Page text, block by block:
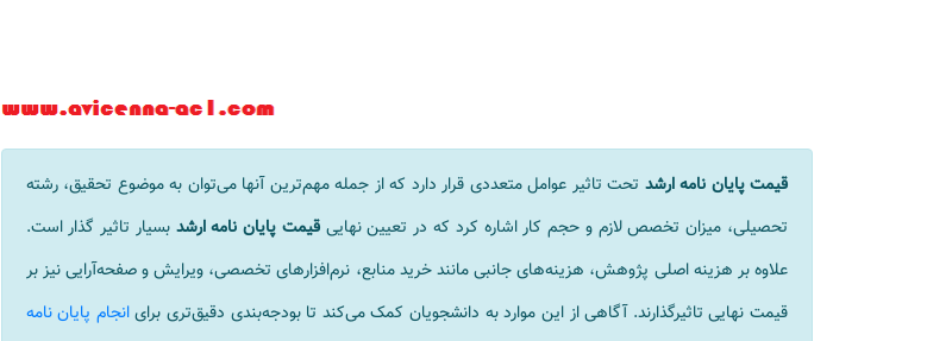
قیمت پایان نامه ارشد تحت تاثیر عوامل متعددی قرار دارد که از جمله مهم‌ترین آنها می‌توان به موضوع تحقیق، رشته
تحصیلی، میزان تخصص لازم و حجم کار اشاره کرد که در تعیین نهاییقیمت پایان نامه ارشد بسیار تاثیر گذار است.
علاوه بر هزینه اصلی پژوهش، هزینه‌های جانبی مانند خرید منابع، نرم‌افزارهای تخصصی، ویرایش و صفحه‌آرایی نیز بر
قیمت نهایی تاثیرگذارند. آگاهی از این موارد به دانشجویان کمک می‌کند تا بودجه‌بندی دقیق‌تری برایانجام پایان نامه